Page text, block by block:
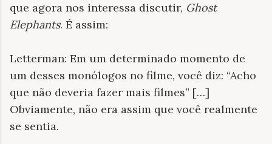
que agora nos interessa discutir, Ghost
Elephants. É assim:
Letterman: Em um determinado momento de
um desses monólogos no filme, você diz: “Acho
que não deveria fazer mais filmes” […]
Obviamente, não era assim que você realmente
se sentia.